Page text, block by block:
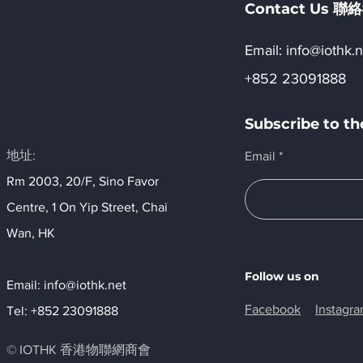
地址:
Rm 2003, 20/F, Sino Favor
Centre, 1 On Yip Street, Chai
Wan, HK​
Email: info@iothk.net
Tel: +852 23091888
© IOTHK 香港物聯網商會
Contact Us 聯
Email:​
+852 23091888
Subscribe to
Email
Follow us on
Facebook